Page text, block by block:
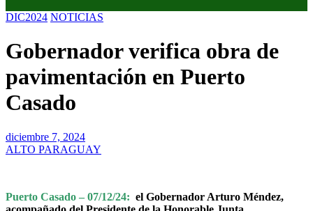
DIC2024 NOTICIAS
Gobernador verifica obra de
pavimentación en Puerto
Casado
diciembre 7, 2024
ALTO PARAGUAY
Puerto Casado – 07/12/24: el Gobernador Arturo Méndez,